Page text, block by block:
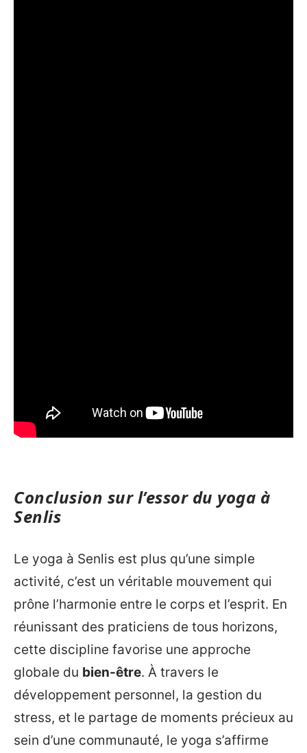
Conclusion sur l’essor du yoga à
Senlis
Le yoga à Senlis est plus qu’une simple
activité, c’est un véritable mouvement qui
prône l’harmonie entre le corps et l’esprit. En
réunissant des praticiens de tous horizons,
cette discipline favorise une approche
globale du bien-être. À travers le
développement personnel, la gestion du
stress, et le partage de moments précieux au
sein d’une communauté, le yoga s’affirme